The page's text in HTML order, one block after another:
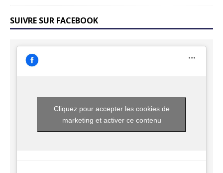
SUIVRE SUR FACEBOOK
Cliquez pour accepter les cookies de
marketing et activer ce contenu